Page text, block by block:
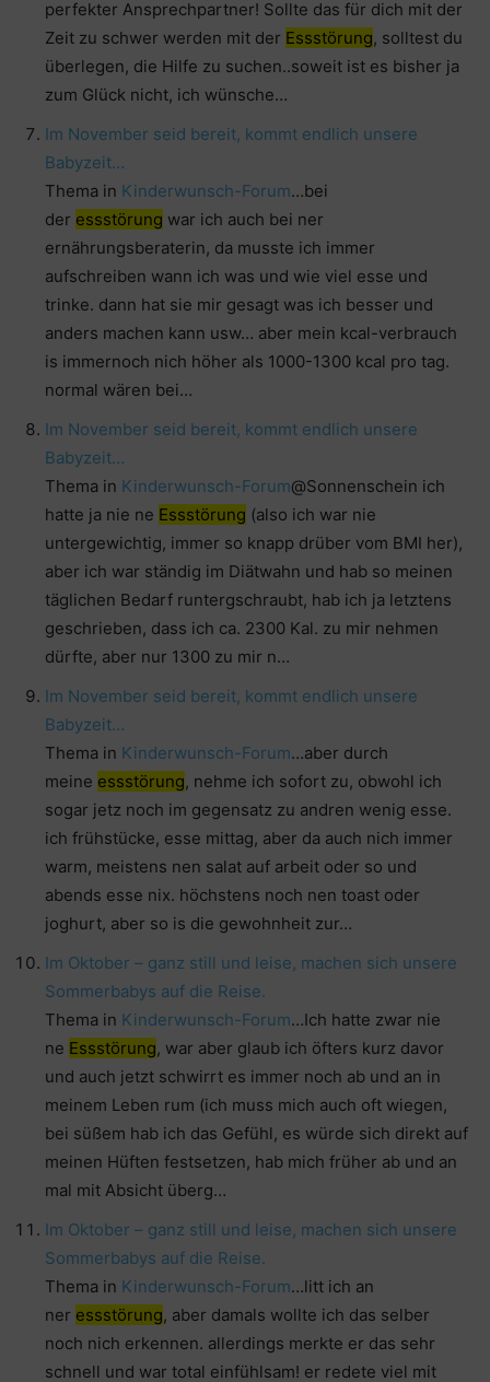
perfekter Ansprechpartner! Sollte das für dich mit der
Zeit zu schwer werden mit der Essstörung, solltest du
überlegen, die Hilfe zu suchen..soweit ist es bisher ja
zum Glück nicht, ich wünsche…
Im November seid bereit, kommt endlich unsere
Babyzeit…
Thema in Kinderwunsch-Forum…bei
der essstörung war ich auch bei ner
ernährungsberaterin, da musste ich immer
aufschreiben wann ich was und wie viel esse und
trinke. dann hat sie mir gesagt was ich besser und
anders machen kann usw… aber mein kcal-verbrauch
is immernoch nich höher als 1000-1300 kcal pro tag.
normal wären bei…
Im November seid bereit, kommt endlich unsere
Babyzeit…
Thema in Kinderwunsch-Forum@Sonnenschein ich
hatte ja nie ne Essstörung (also ich war nie
untergewichtig, immer so knapp drüber vom BMI her),
aber ich war ständig im Diätwahn und hab so meinen
täglichen Bedarf runtergschraubt, hab ich ja letztens
geschrieben, dass ich ca. 2300 Kal. zu mir nehmen
dürfte, aber nur 1300 zu mir n…
Im November seid bereit, kommt endlich unsere
Babyzeit…
Thema in Kinderwunsch-Forum…aber durch
meine essstörung, nehme ich sofort zu, obwohl ich
sogar jetz noch im gegensatz zu andren wenig esse.
ich frühstücke, esse mittag, aber da auch nich immer
warm, meistens nen salat auf arbeit oder so und
abends esse nix. höchstens noch nen toast oder
joghurt, aber so is die gewohnheit zur…
Im Oktober – ganz still und leise, machen sich unsere
Sommerbabys auf die Reise.
Thema in Kinderwunsch-Forum…Ich hatte zwar nie
ne Essstörung, war aber glaub ich öfters kurz davor
und auch jetzt schwirrt es immer noch ab und an in
meinem Leben rum (ich muss mich auch oft wiegen,
bei süßem hab ich das Gefühl, es würde sich direkt auf
meinen Hüften festsetzen, hab mich früher ab und an
mal mit Absicht überg…
Im Oktober – ganz still und leise, machen sich unsere
Sommerbabys auf die Reise.
Thema in Kinderwunsch-Forum…litt ich an
ner essstörung, aber damals wollte ich das selber
noch nich erkennen. allerdings merkte er das sehr
schnell und war total einfühlsam! er redete viel mit